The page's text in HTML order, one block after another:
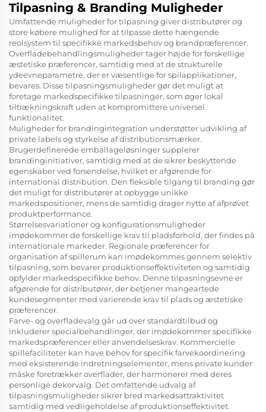
Tilpasning & Branding Muligheder
Umfattende muligheder for tilpasning giver distributører og
store købere mulighed for at tilpasse dette hængende
reolsystem til specifikke markedsbehov og brandpræferencer.
Overfladebehandlingsmuligheder tager højde for forskellige
æstetiske præferencer, samtidig med at de strukturelle
ydeevneparametre, der er væsentlige for spilapplikationer,
bevares. Disse tilpasningsmuligheder gør det muligt at
foretage markedspecifikke tilpasninger, som øger lokal
tiltrækningskraft uden at kompromittere universel
funktionalitet.
Muligheder for brandingintegration understøtter udvikling af
private labels og styrkelse af distributionsmærker.
Brugerdefinerede emballageløsninger supplerer
brandinginitiativer, samtidig med at de sikrer beskyttende
egenskaber ved forsendelse, hvilket er afgørende for
international distribution. Den fleksible tilgang til branding gør
det muligt for distributører at opbygge unikke
markedspositioner, mens de samtidig drager nytte af afprøvet
produktperformance.
Størrelsesvariationer og konfigurationsmuligheder
imødekommer de forskellige krav til pladsforhold, der findes på
internationale markeder. Regionale præferencer for
organisation af spillerum kan imødekommes gennem selektiv
tilpasning, som bevarer produktionseffektiviteten og samtidig
opfylder markedspecifikke behov. Denne tilpasningsevne er
afgørende for distributører, der betjener mangeartede
kundesegmenter med varierende krav til plads og æstetiske
præferencer.
Farve- og overfladevalg går ud over standardtilbud og
inkluderer specialbehandlinger, der imødekommer specifikke
markedspræferencer eller anvendelseskrav. Kommercielle
spillefaciliteter kan have behov for specifik farvekoordinering
med eksisterende indretningselementer, mens private kunder
måske foretrækker overflader, der harmonerer med deres
personlige dekorvalg. Det omfattende udvalg af
tilpasningsmuligheder sikrer bred markedsattraktivitet
samtidig med vedligeholdelse af produktionseffektivitet.